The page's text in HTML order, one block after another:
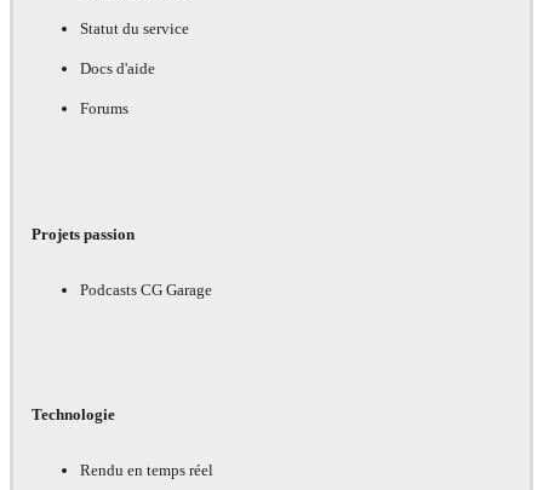
Statut du service
Docs d'aide
Forums
Projets passion
Podcasts CG Garage
Technologie
Rendu en temps réel